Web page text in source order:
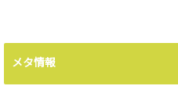
メタ情報